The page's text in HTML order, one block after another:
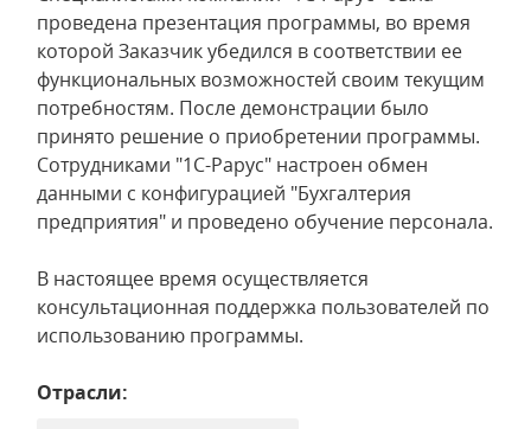
проведена презентация программы, во время
которой Заказчик убедился в соответствии ее
функциональных возможностей своим текущим
потребностям. После демонстрации было
принято решение о приобретении программы.
Сотрудниками "1С-Рарус" настроен обмен
данными с конфигурацией "Бухгалтерия
предприятия" и проведено обучение персонала.
В настоящее время осуществляется
консультационная поддержка пользователей по
использованию программы.
Отрасли: